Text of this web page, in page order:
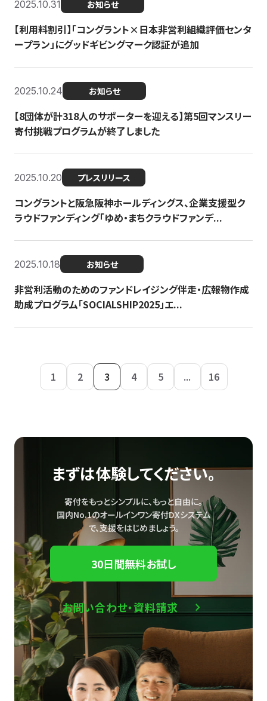
2025.10.31 お知らせ
【利用料割引】「コングラント×日本非営利組織評価センタ
ープラン」にグッドギビングマーク認証が追加
2025.10.24 お知らせ
【8団体が計318人のサポーターを迎える】​​第5回マンスリー
寄付挑戦プログラムが終了しました
2025.10.20 プレスリリース
コングラントと阪急阪神ホールディングス、企業支援型ク
ラウドファンディング「ゆめ・まちクラウドファンデ...
2025.10.18 お知らせ
非営利活動のためのファンドレイジング伴走・広報物作成
助成プログラム「SOCIALSHIP2025」エ...
1 2 3 4 5 ... 16
まずは体験してください。
寄付をもっとシンプルに、もっと自由に。
国内No.1のオールインワン寄付DXシステム
で、支援をはじめましょう。
30日間無料お試し
お問い合わせ・資料請求